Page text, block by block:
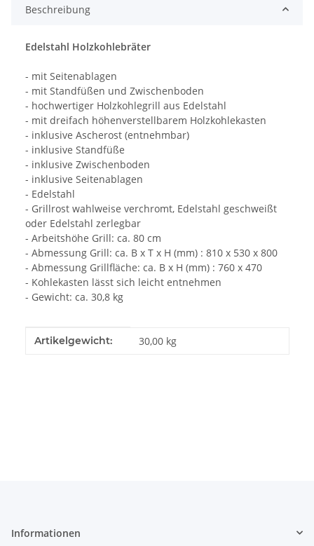
Beschreibung
Edelstahl Holzkohlebräter
- mit Seitenablagen
- mit Standfüßen und Zwischenboden
- hochwertiger Holzkohlegrill aus Edelstahl
- mit dreifach höhenverstellbarem Holzkohlekasten
- inklusive Ascherost (entnehmbar)
- inklusive Standfüße
- inklusive Zwischenboden
- inklusive Seitenablagen
- Edelstahl
- Grillrost wahlweise verchromt, Edelstahl geschweißt
oder Edelstahl zerlegbar
- Arbeitshöhe Grill: ca. 80 cm
- Abmessung Grill: ca. B x T x H (mm) : 810 x 530 x 800
- Abmessung Grillfläche: ca. B x H (mm) : 760 x 470
- Kohlekasten lässt sich leicht entnehmen
- Gewicht: ca. 30,8 kg
Produkteigenschaft
Wert
Artikelgewicht: 30,00 kg
Informationen